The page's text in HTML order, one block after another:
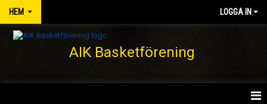
HEM LOGGA IN
AIK Basketförening